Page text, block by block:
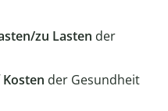
zu Lasten der
der Gesundheit